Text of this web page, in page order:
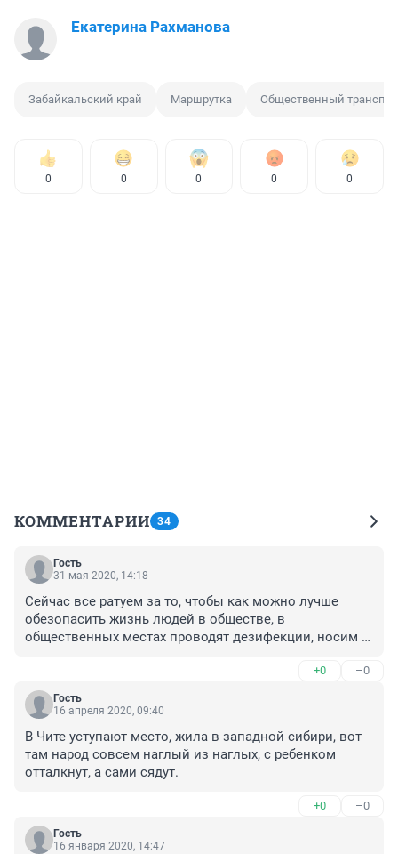
Екатерина Рахманова
Забайкальский край Маршрутка Общественный
0 0 0 0 0
КОММЕНТАРИИ 34
Гость
31 мая 2020, 14:18
Сейчас все ратуем за то, чтобы как можно лучше
обезопасить жизнь людей в обществе, в
общественных местах проводят дезифекции, носим
салоны месяцами, так и не моются, ни о какой
дезинфекции и речи нет. Это не маршрутные такси, а
свинарники, рассадники заразы. Транспортная
что нет до этого дела?
+0 –0
Гость
16 апреля 2020, 09:40
В Чите уступают место, жила в западной сибири, вот
там народ совсем наглый из наглых, с ребенком
отталкнут, а сами сядут.
+0 –0
Гость
16 января 2020, 14:47